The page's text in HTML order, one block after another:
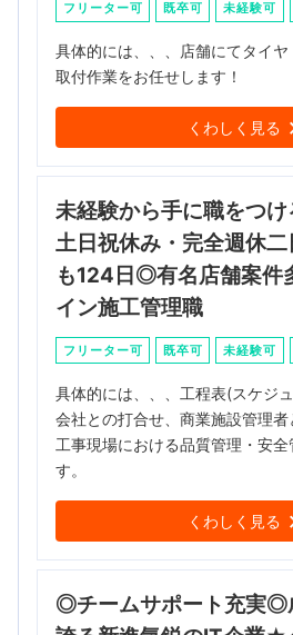
フリーター可 既卒可 未経験可
具体的には、、、店舗にてタイヤ
取付作業をお任せします！
くわしく見る
未経験から手に職をつ
土日祝休み・完全週休二
も124日◎有名店舗案件
イン施工管理職
フリーター可 既卒可 未経験可
具体的には、、、工程表(スケジ
会社との打合せ、商業施設管理者
工事現場における品質管理・安
す。
くわしく見る
◎チームサポート充実◎